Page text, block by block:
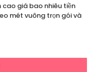
giá bao nhiêu tiền
mét vuông trọn gói và